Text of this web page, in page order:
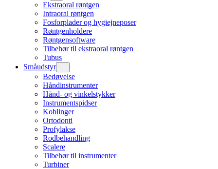
Ekstraoral røntgen
Intraoral røntgen
Fosforplader og hygiejneposer
Røntgenholdere
Røntgensoftware
Tilbehør til ekstraoral røntgen
Tubus
Småudstyr
Bedøvelse
Håndinstrumenter
Hånd- og vinkelstykker
Instrumentspidser
Koblinger
Ortodonti
Profylakse
Rodbehandling
Scalere
Tilbehør til instrumenter
Turbiner